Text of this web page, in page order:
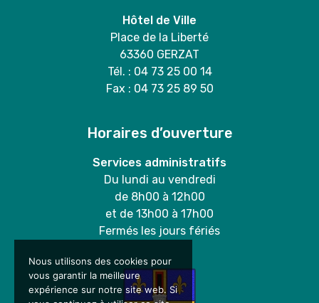
Hôtel de Ville
Place de la Liberté
63360 GERZAT
Tél. : 04 73 25 00 14
Fax : 04 73 25 89 50
Horaires d’ouverture
Services administratifs
Du lundi au vendredi
de 8h00 à 12h00
et de 13h00 à 17h00
Fermés les jours fériés
Nous utilisons des cookies pour
vous garantir la meilleure
expérience sur notre site web. Si